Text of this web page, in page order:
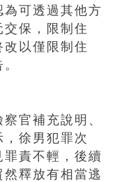
可透過其他方
保，限制住
以僅限制住
官補充說明、
徐男犯罪次
責不輕，後續
釋放有相當逃